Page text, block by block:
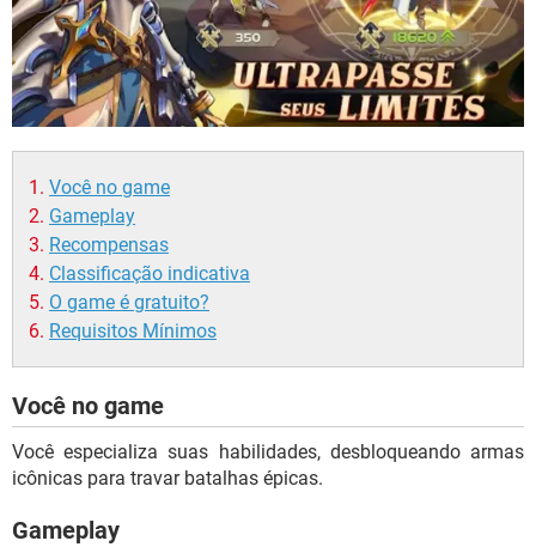
Você no game
Gameplay
Recompensas
Classificação indicativa
O game é gratuito?
Requisitos Mínimos
Você no game
Você especializa suas habilidades, desbloqueando armas
icônicas para travar batalhas épicas.
Gameplay